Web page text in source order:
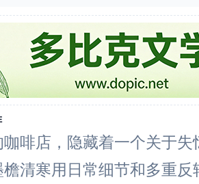
啡店，隐藏着一个关于
清寒用日常细节和多重